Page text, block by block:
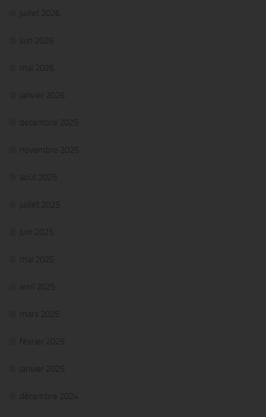
juillet 2026
juin 2026
mai 2026
janvier 2026
décembre 2025
novembre 2025
août 2025
juillet 2025
juin 2025
mai 2025
avril 2025
mars 2025
février 2025
janvier 2025
décembre 2024